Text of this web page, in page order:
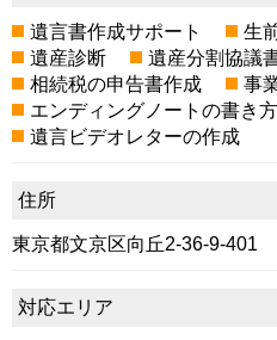
遺言書作成サポート
生
遺産診断
遺産分割協議
相続税の申告書作成
事
エンディングノートの書き
遺言ビデオレターの作成
住所
東京都文京区向丘2-36-9-401
対応エリア